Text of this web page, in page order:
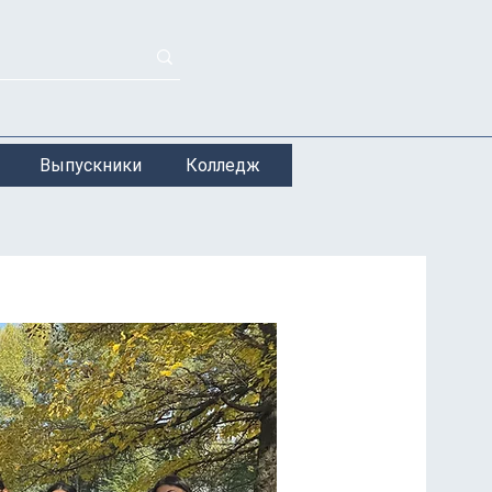
Выпускники Колледж